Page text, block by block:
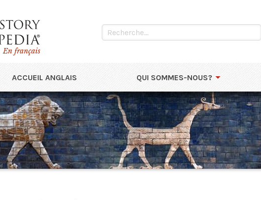
En français
ACCUEIL ANGLAIS QUI SOMMES-NOUS?